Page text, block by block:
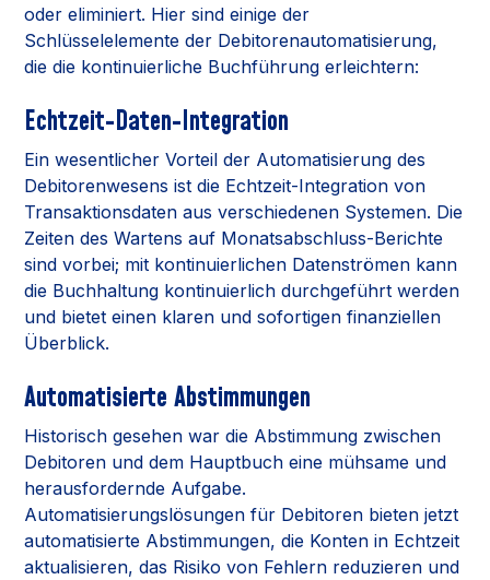
oder eliminiert. Hier sind einige der
Schlüsselelemente der Debitorenautomatisierung,
die die kontinuierliche Buchführung erleichtern:
Echtzeit-Daten-Integration
Ein wesentlicher Vorteil der Automatisierung des
Debitorenwesens ist die Echtzeit-Integration von
Transaktionsdaten aus verschiedenen Systemen. Die
Zeiten des Wartens auf Monatsabschluss-Berichte
sind vorbei; mit kontinuierlichen Datenströmen kann
die Buchhaltung kontinuierlich durchgeführt werden
und bietet einen klaren und sofortigen finanziellen
Überblick.
Automatisierte Abstimmungen
Historisch gesehen war die Abstimmung zwischen
Debitoren und dem Hauptbuch eine mühsame und
herausfordernde Aufgabe.
Automatisierungslösungen für Debitoren bieten jetzt
automatisierte Abstimmungen, die Konten in Echtzeit
aktualisieren, das Risiko von Fehlern reduzieren und